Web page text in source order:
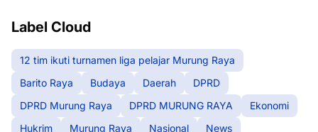
Label Cloud
12 tim ikuti turnamen liga pelajar Murung Raya
Barito Raya
Budaya Daerah
DPRD
DPRD Murung Raya
DPRD MURUNG RAYA
Ekonomi
Hukrim
Murung Raya Nasional
News